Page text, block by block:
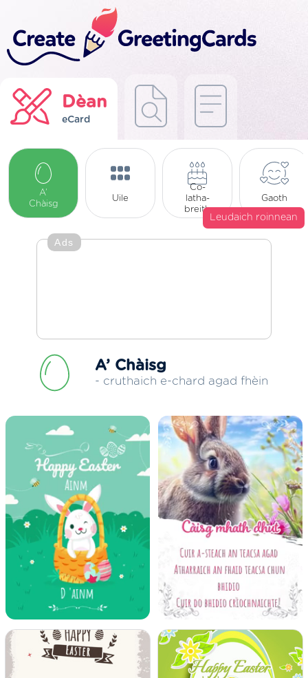
Dèan
eCard
A’
Chàisg
Uile
Co-
latha-
breith
Gaoth
Leudaich roinnean
Ads
A’ Chàisg
- cruthaich e-chard agad fhèin